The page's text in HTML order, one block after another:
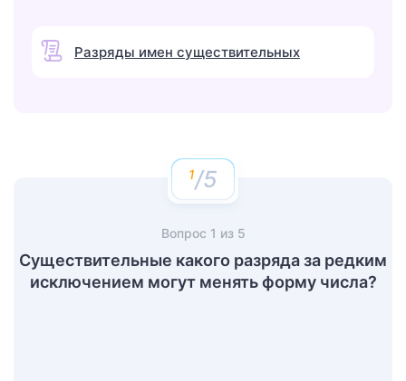
Разряды имен существительных
/5
Вопрос 1 из 5
Существительные какого разряда за редким
исключением могут менять форму числа?